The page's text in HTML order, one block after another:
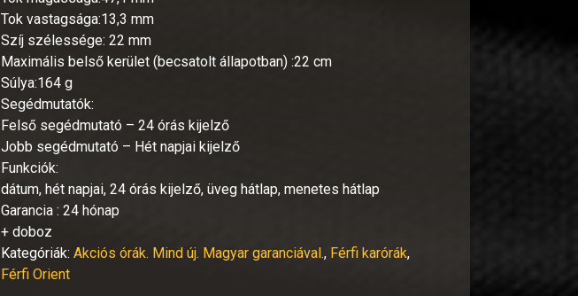
Tok vastagsága:13,3 mm
Szíj szélessége: 22 mm
Maximális belső kerület (becsatolt állapotban) :22 cm
Súlya:164 g
Segédmutatók:
Felső segédmutató – 24 órás kijelző
Jobb segédmutató – Hét napjai kijelző
Funkciók:
dátum, hét napjai, 24 órás kijelző, üveg hátlap, menetes hátlap
Garancia : 24 hónap
+ doboz
Kategóriák:Akciós órák. Mind új. Magyar garanciával., Férfi karórák,
Férfi Orient